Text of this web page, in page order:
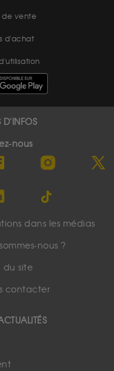
de vente
d'achat
D'INFOS
nous
dans les médias
nous ?
du site
contacter